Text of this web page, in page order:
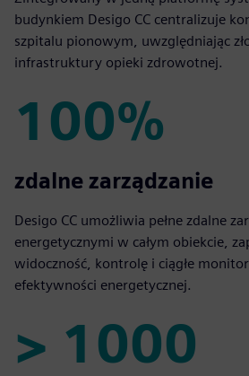
budynkiem Desigo CC centralizuje
szpitalu pionowym, uwzględniając
infrastruktury opieki zdrowotnej.
100%
100%
zdalne zarządzanie
Desigo CC umożliwia pełne zdalne
energetycznymi w całym obiekcie,
widoczność, kontrolę i ciągłe
efektywności energetycznej.
> 1000